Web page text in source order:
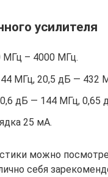
усилителя
МГц – 4000 МГц.
МГц, 20,5 дБ — 432
дБ — 144 МГц, 0,65
25 мА.
можно
себя